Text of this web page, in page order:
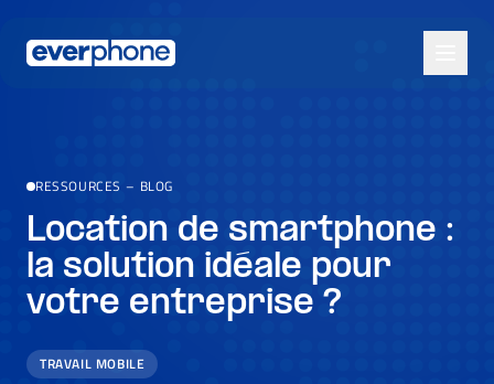
RESSOURCES – BLOG
Location de smartphone :
la solution idéale pour
votre entreprise ?
TRAVAIL MOBILE